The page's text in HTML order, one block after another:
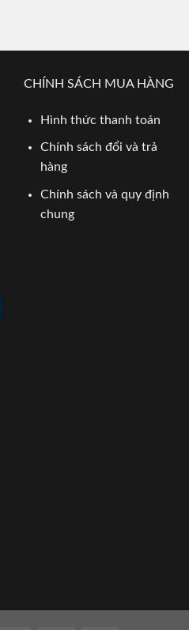
CHÍNH SÁCH MUA HÀNG
Hình thức thanh toán
Chính sách đổi và trả
hàng
Chính sách và quy định
chung